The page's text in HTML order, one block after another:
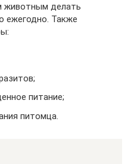
животным делать
ежегодно. Также
питание;
питомца.